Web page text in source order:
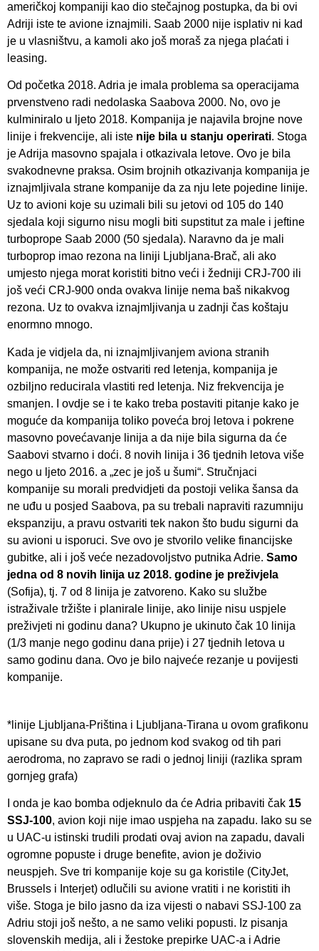
američkoj kompaniji kao dio stečajnog postupka, da bi ovi
Adriji iste te avione iznajmili. Saab 2000 nije isplativ ni kad
je u vlasništvu, a kamoli ako još moraš za njega plaćati i
leasing.
Od početka 2018. Adria je imala problema sa operacijama
prvenstveno radi nedolaska Saabova 2000. No, ovo je
kulminiralo u ljeto 2018. Kompanija je najavila brojne nove
linije i frekvencije, ali iste nije bila u stanju operirati. Stoga
je Adrija masovno spajala i otkazivala letove. Ovo je bila
svakodnevne praksa. Osim brojnih otkazivanja kompanija je
iznajmljivala strane kompanije da za nju lete pojedine linije.
Uz to avioni koje su uzimali bili su jetovi od 105 do 140
sjedala koji sigurno nisu mogli biti supstitut za male i jeftine
turboprope Saab 2000 (50 sjedala). Naravno da je mali
turboprop imao rezona na liniji Ljubljana-Brač, ali ako
umjesto njega morat koristiti bitno veći i žedniji CRJ-700 ili
još veći CRJ-900 onda ovakva linije nema baš nikakvog
rezona. Uz to ovakva iznajmljivanja u zadnji čas koštaju
enormno mnogo.
Kada je vidjela da, ni iznajmljivanjem aviona stranih
kompanija, ne može ostvariti red letenja, kompanija je
ozbiljno reducirala vlastiti red letenja. Niz frekvencija je
smanjen. I ovdje se i te kako treba postaviti pitanje kako je
moguće da kompanija toliko poveća broj letova i pokrene
masovno povećavanje linija a da nije bila sigurna da će
Saabovi stvarno i doći. 8 novih linija i 36 tjednih letova više
nego u ljeto 2016. a „zec je još u šumi“. Stručnjaci
kompanije su morali predvidjeti da postoji velika šansa da
ne uđu u posjed Saabova, pa su trebali napraviti razumniju
ekspanziju, a pravu ostvariti tek nakon što budu sigurni da
su avioni u isporuci. Sve ovo je stvorilo velike financijske
gubitke, ali i još veće nezadovoljstvo putnika Adrie. Samo
jedna od 8 novih linija uz 2018. godine je preživjela
(Sofija), tj. 7 od 8 linija je zatvoreno. Kako su službe
istraživale tržište i planirale linije, ako linije nisu uspjele
preživjeti ni godinu dana? Ukupno je ukinuto čak 10 linija
(1/3 manje nego godinu dana prije) i 27 tjednih letova u
samo godinu dana. Ovo je bilo najveće rezanje u povijesti
kompanije.
*linije Ljubljana-Priština i Ljubljana-Tirana u ovom grafikonu
upisane su dva puta, po jednom kod svakog od tih pari
aerodroma, no zapravo se radi o jednoj liniji (razlika spram
gornjeg grafa)
I onda je kao bomba odjeknulo da će Adria pribaviti čak 15
SSJ-100, avion koji nije imao uspjeha na zapadu. Iako su se
u UAC-u istinski trudili prodati ovaj avion na zapadu, davali
ogromne popuste i druge benefite, avion je doživio
neuspjeh. Sve tri kompanije koje su ga koristile (CityJet,
Brussels i Interjet) odlučili su avione vratiti i ne koristiti ih
više. Stoga je bilo jasno da iza vijesti o nabavi SSJ-100 za
Adriu stoji još nešto, a ne samo veliki popusti. Iz pisanja
slovenskih medija, ali i žestoke prepirke UAC-a i Adrie